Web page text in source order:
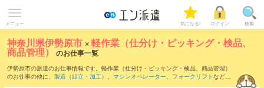
メニュー 気になる! ログイン 検索
神奈川県伊勢原市 ×軽作業（仕分け・ピッキング・検品、
商品管理） のお仕事一覧
伊勢原市の派遣のお仕事情報です。軽作業（仕分け・ピッキング・検品、商品管理）
のお仕事の他に、 製造（組立・加工） 、 マシンオペレーター、 フォークリフトなどを